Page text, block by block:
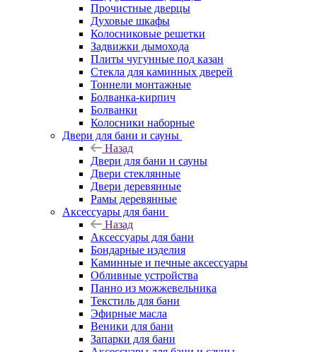
Прочистные дверцы
Духовые шкафы
Колосниковые решетки
Задвижки дымохода
Плиты чугунные под казан
Стекла для каминных дверей
Тоннели монтажные
Болванка-кирпич
Болванки
Колосники наборные
Двери для бани и сауны
Назад
Двери для бани и сауны
Двери стеклянные
Двери деревянные
Рамы деревянные
Аксессуары для бани
Назад
Аксессуары для бани
Бондарные изделия
Каминные и печные аксессуары
Обливные устройства
Панно из можжевельника
Текстиль для бани
Эфирные масла
Веники для бани
Запарки для бани